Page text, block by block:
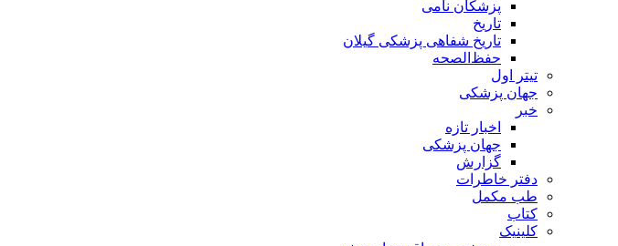
پزشکان نامی
تاریخ
تاریخ شفاهی پزشکی گیلان
حفظ‌الصحه
تیتر اول
جهان پزشکی
خبر
اخبار تازه
جهان پزشکی
گزارش
دفتر خاطرات
طب مکمل
کتاب
کلینیک